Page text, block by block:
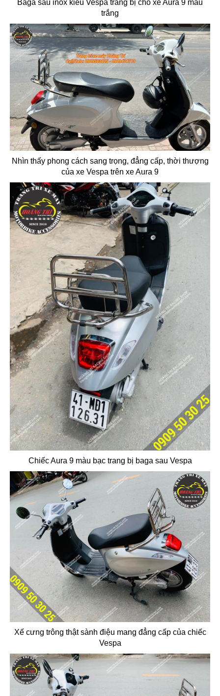
Baga sau inox kiểu Vespa trang bị cho xe Aura 9 màu
trắng
Nhìn thấy phong cách sang trọng, đẳng cấp, thời thượng
của xe Vespa trên xe Aura 9
Chiếc Aura 9 màu bạc trang bị baga sau Vespa
Xế cưng trông thật sành điệu mang đẳng cấp của chiếc
Vespa